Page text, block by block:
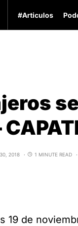
#Articulos
2018 1 MINUTE READ
19 de